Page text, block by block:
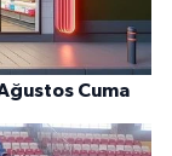
Cuma